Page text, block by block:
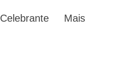
Celebrante Mais